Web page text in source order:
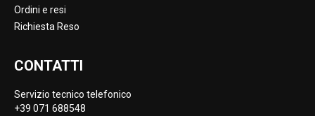
Ordini e resi
Richiesta Reso
CONTATTI
Servizio tecnico telefonico
+39 071 688548